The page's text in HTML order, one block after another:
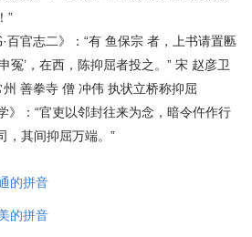
”
百官志二》：“有 鱼保宗 者，上书请置匭
’，在西，陈抑屈者投之。” 宋 赵彦卫
州 善拳寺 僧 冲伟 执状立桥称抑屈
》：“官吏以邻封往来为念，暗令仵作行
，其间抑屈万端。”
的拼音
的拼音